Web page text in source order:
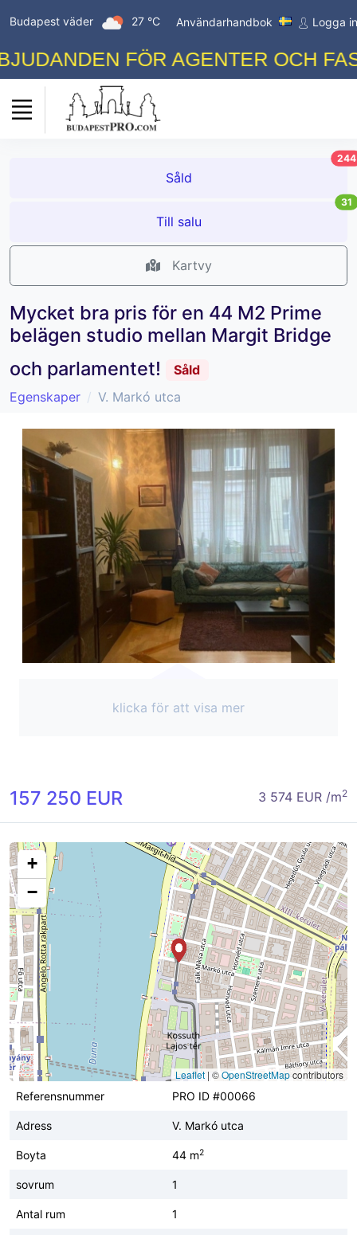
Budapest väder 27 °C Användarhandbok Logga in
FÖR AGENTER OCH
Såld
244
Till salu
31
Kartvy
Mycket bra pris för en 44 M2 Prime
belägen studio mellan Margit Bridge
och parlamentet!
Såld
Egenskaper
V. Markó utca
klicka för att visa mer
157 250 EUR 3 574 EUR /m2
+
−
Leaflet | ©OpenStreetMapcontributors
Referensnummer
PRO ID #00066
Adress V. Markó utca
Boyta 44 m2
sovrum 1
Antal rum 1